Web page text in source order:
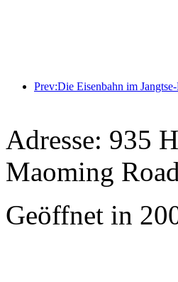
Adresse: 935
Maoming Road
Geöffnet in